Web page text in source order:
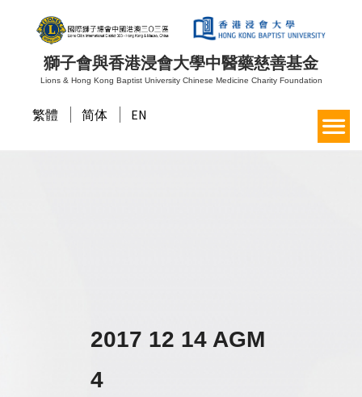
獅子會與香港浸會大學中醫藥慈善基金
Lions & Hong Kong Baptist University Chinese Medicine Charity Foundation
繁體 简体 EN
2017 12 14 AGM
4